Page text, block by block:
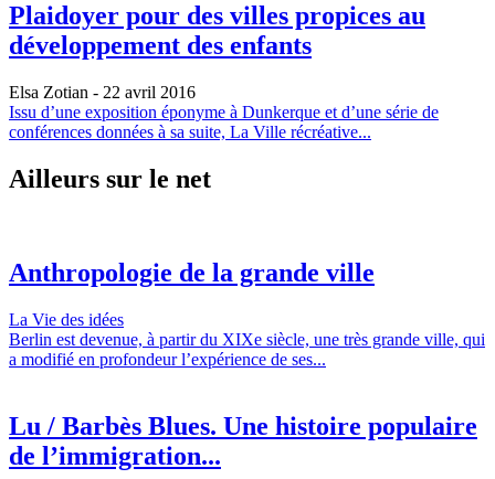
Plaidoyer pour des villes propices au
développement des enfants
Elsa Zotian - 22 avril 2016
Issu d’une exposition éponyme à Dunkerque et d’une série de
conférences données à sa suite, La Ville récréative...
Ailleurs sur le net
Anthropologie de la grande ville
La Vie des idées
Berlin est devenue, à partir du XIXe siècle, une très grande ville, qui
a modifié en profondeur l’expérience de ses...
Lu / Barbès Blues. Une histoire populaire
de l’immigration...